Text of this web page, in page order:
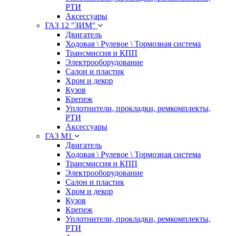
РТИ
Аксессуары
ГАЗ 12 "ЗИМ"
Двигатель
Ходовая \ Рулевое \ Тормозная система
Трансмиссия и КПП
Электрооборудование
Салон и пластик
Хром и декор
Кузов
Крепеж
Уплотнители, прокладки, ремкомплекты,
РТИ
Аксессуары
ГАЗ М1
Двигатель
Ходовая \ Рулевое \ Тормозная система
Трансмиссия и КПП
Электрооборудование
Салон и пластик
Хром и декор
Кузов
Крепеж
Уплотнители, прокладки, ремкомплекты,
РТИ